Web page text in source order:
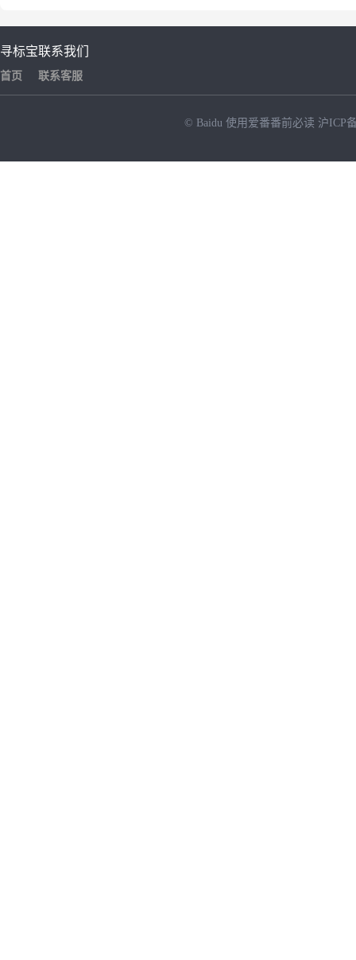
寻标宝
首页
联系我们
联系客服
© Baidu 使用爱番番前必读 沪ICP